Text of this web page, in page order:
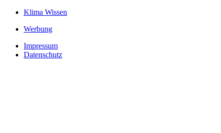
Klima Wissen
Werbung
Impressum
Datenschutz